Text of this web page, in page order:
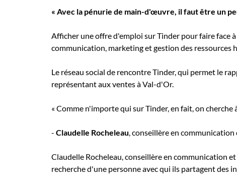
« Avec la pénurie de main-d'œuvre, il faut être un
Afficher une offre d'emploi sur Tinder pour faire face
communication, marketing et gestion des ressources
Le réseau social de rencontre Tinder, qui permet le
représentant aux ventes à Val-d'Or.
« Comme n'importe qui sur Tinder, en fait, on
- Claudelle Rocheleau, conseillère en
Claudelle Rocheleau, conseillère en communication
recherche d'une personne avec qui ils partagent des